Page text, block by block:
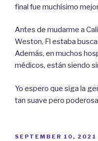
final fue muchísimo
Antes de mudarme a
Weston, Fl estaba
Además, en muchos
médicos, están siendo
Yo espero que siga la
tan suave pero
PUBLICADO
SEPTEMBER 10, 2021